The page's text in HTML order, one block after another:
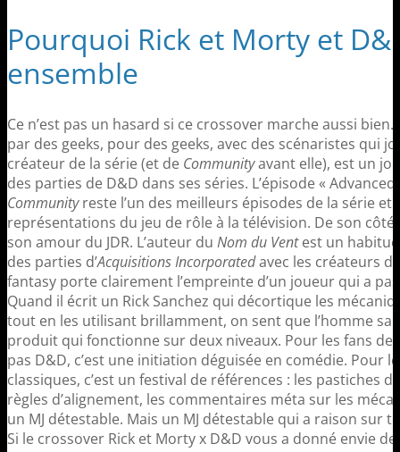
Pourquoi Rick et Morty et
ensemble
Ce n’est pas un hasard si ce crossover marche aussi bien.
par des geeks, pour des geeks, avec des scénaristes qui
créateur de la série (et de Communityavant elle), est un
des parties de D&D dans ses séries. L’épisode «
Communityreste l’un des meilleurs épisodes de la série et
représentations du jeu de rôle à la télévision. De son
son amour du JDR. L’auteur du Nom du Ventest un
des parties d’Acquisitions Incorporatedavec les créateurs
fantasy porte clairement l’empreinte d’un joueur qui a
Quand il écrit un Rick Sanchez qui décortique les
tout en les utilisant brillamment, on sent que l’homme
produit qui fonctionne sur deux niveaux. Pour les fans de
pas D&D, c’est une initiation déguisée en comédie. Pour
classiques, c’est un festival de références : les pastiches
règles d’alignement, les commentaires méta sur les
un MJ détestable. Mais un MJ détestable qui a raison
Si le crossover Rick et Morty x D&D vous a donné envie